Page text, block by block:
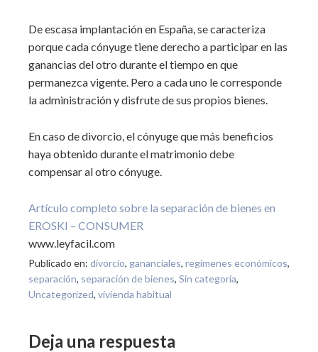
De escasa implantación en España, se caracteriza
porque cada cónyuge tiene derecho a participar en las
ganancias del otro durante el tiempo en que
permanezca vigente. Pero a cada uno le corresponde
la administración y disfrute de sus propios bienes.
En caso de divorcio, el cónyuge que más beneficios
haya obtenido durante el matrimonio debe
compensar al otro cónyuge.
Artículo completo sobre la separación de bienes en
EROSKI – CONSUMER
www.leyfacil.com
Publicado en: divorcio, gananciales, regímenes económicos,
separación, separación de bienes, Sin categoría,
Uncategorized, vivienda habitual
Deja una respuesta